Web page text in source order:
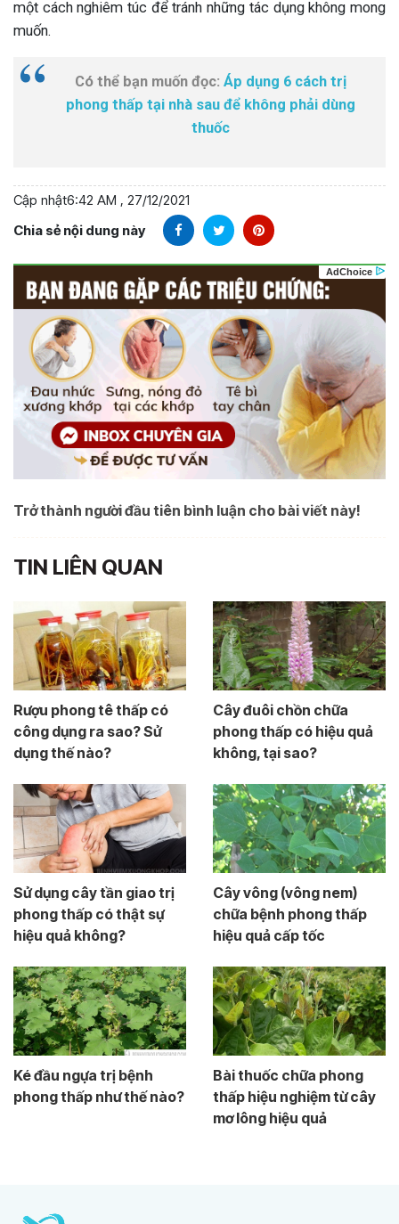
một cách nghiêm túc để tránh những tác dụng không mong
muốn.
Có thể bạn muốn đọc: Áp dụng 6 cách trị
phong thấp tại nhà sau để không phải dùng
thuốc
Cập nhật6:42 AM , 27/12/2021
Chia sẻ nội dung này
Trở thành người đầu tiên bình luận cho bài viết này!
TIN LIÊN QUAN
Rượu phong tê thấp có
công dụng ra sao? Sử
dụng thế nào?
Cây đuôi chồn chữa
phong thấp có hiệu quả
không, tại sao?
Sử dụng cây tần giao trị
phong thấp có thật sự
hiệu quả không?
Cây vông (vông nem)
chữa bệnh phong thấp
hiệu quả cấp tốc
Ké đầu ngựa trị bệnh
phong thấp như thế nào?
Bài thuốc chữa phong
thấp hiệu nghiệm từ cây
mơ lông hiệu quả